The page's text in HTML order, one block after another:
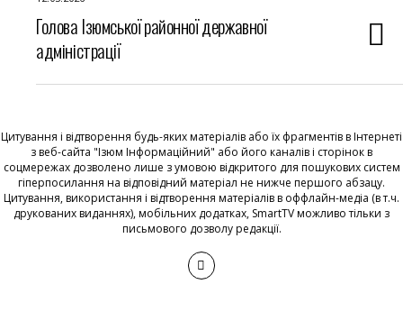
Голова Ізюмської районної державної
адміністрації
Цитування і відтворення будь-яких матеріалів або їх фрагментів в Інтернеті
з веб-сайта "Ізюм Інформаційний" або його каналів і сторінок в
соцмережах дозволено лише з умовою відкритого для пошукових систем
гіперпосилання на відповідний матеріал не нижче першого абзацу.
Цитування, використання і відтворення матеріалів в оффлайн-медіа (в т.ч.
друкованих виданнях), мобільних додатках, SmartTV можливо тільки з
письмового дозволу редакції.